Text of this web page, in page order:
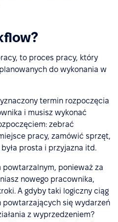
to proces pracy, który
do wykonania w
termin rozpoczęcia
i musisz wykonać
zebrać
pracy, zamówić sprzęt,
prosta i przyjazna itd.
ponieważ za
nowego pracownika,
A gdyby taki logiczny ciąg
się wydarzeń
z wyprzedzeniem?